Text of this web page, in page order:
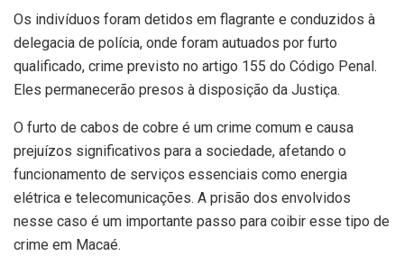
Os indivíduos foram detidos em flagrante e conduzidos à
delegacia de polícia, onde foram autuados por furto
qualificado, crime previsto no artigo 155 do Código Penal.
Eles permanecerão presos à disposição da Justiça.
O furto de cabos de cobre é um crime comum e causa
prejuízos significativos para a sociedade, afetando o
funcionamento de serviços essenciais como energia
elétrica e telecomunicações. A prisão dos envolvidos
nesse caso é um importante passo para coibir esse tipo de
crime em Macaé.